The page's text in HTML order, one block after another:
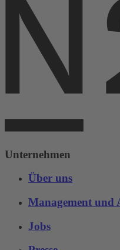
Unternehmen
Über uns
Management und
Jobs